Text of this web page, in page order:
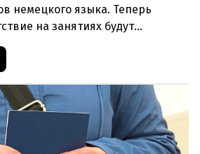
немецкого языка. Теперь
на занятиях будут
причины про